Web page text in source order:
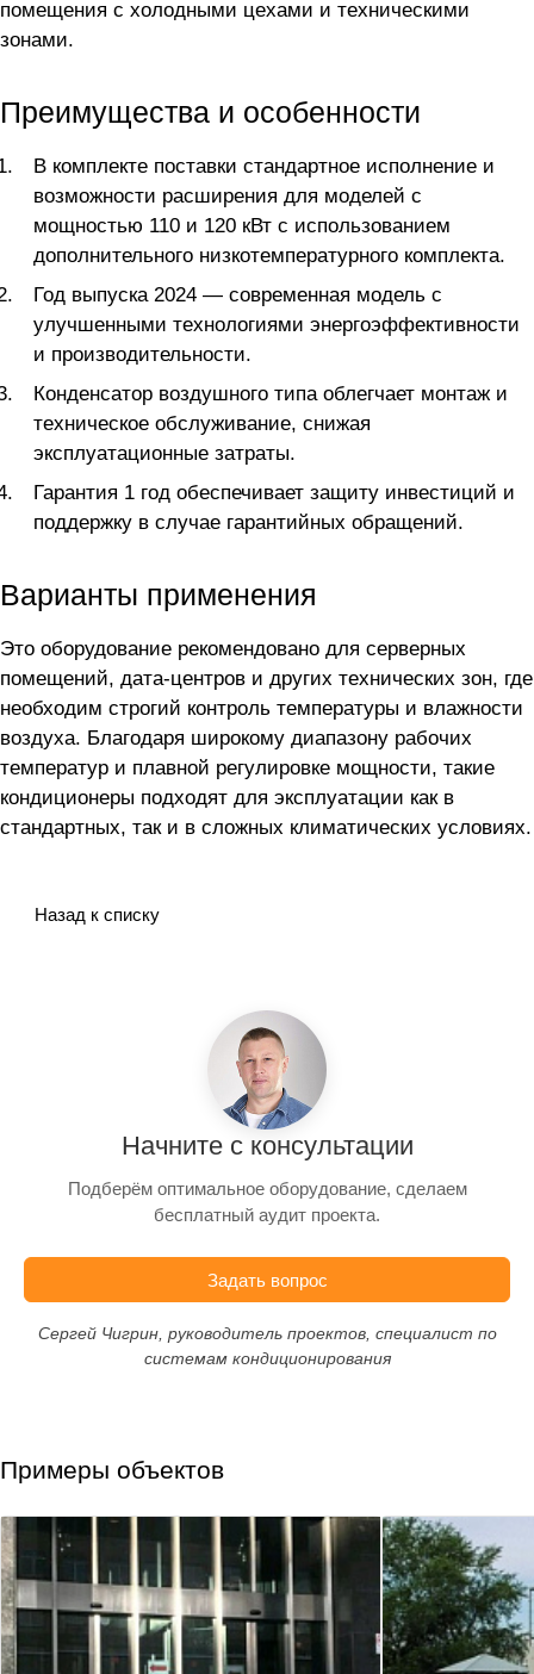
помещения с холодными цехами и техническими
зонами.
Преимущества и особенности
В комплекте поставки стандартное исполнение и
возможности расширения для моделей с
мощностью 110 и 120 кВт с использованием
дополнительного низкотемпературного комплекта.
Год выпуска 2024 — современная модель с
улучшенными технологиями энергоэффективности
и производительности.
Конденсатор воздушного типа облегчает монтаж и
техническое обслуживание, снижая
эксплуатационные затраты.
Гарантия 1 год обеспечивает защиту инвестиций и
поддержку в случае гарантийных обращений.
Варианты применения
Это оборудование рекомендовано для серверных
помещений, дата-центров и других технических зон, где
необходим строгий контроль температуры и влажности
воздуха. Благодаря широкому диапазону рабочих
температур и плавной регулировке мощности, такие
кондиционеры подходят для эксплуатации как в
стандартных, так и в сложных климатических условиях.
Назад к списку
Начните с консультации
Подберём оптимальное оборудование, сделаем
бесплатный аудит проекта.
Задать вопрос
Сергей Чигрин, руководитель проектов, специалист по
системам кондиционирования
Примеры объектов